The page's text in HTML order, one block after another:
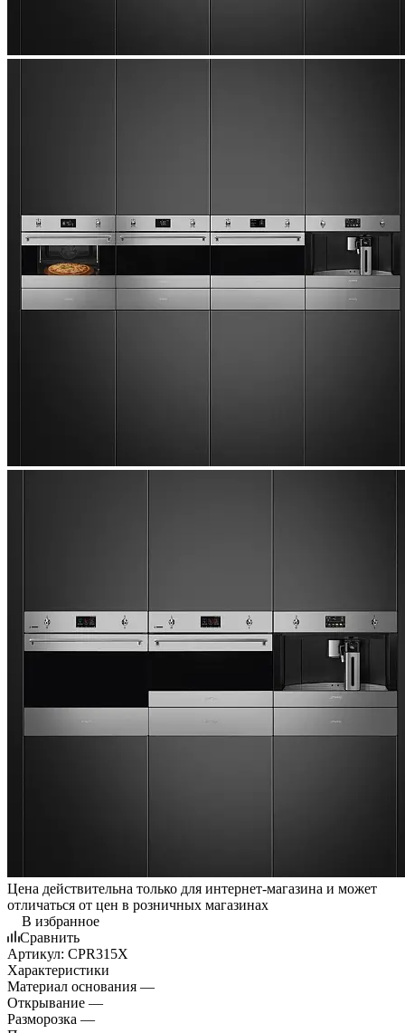
Цена действительна только для интернет-магазина и может
отличаться от цен в розничных магазинах
В избранное
Сравнить
Артикул: CPR315X
Характеристики
Материал основания —
Открывание —
Разморозка —